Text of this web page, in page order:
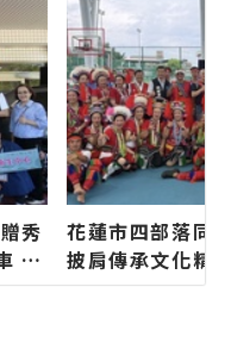
秀
縣
新
花蓮市四部落同
披肩傳承文化
方網站各類新聞